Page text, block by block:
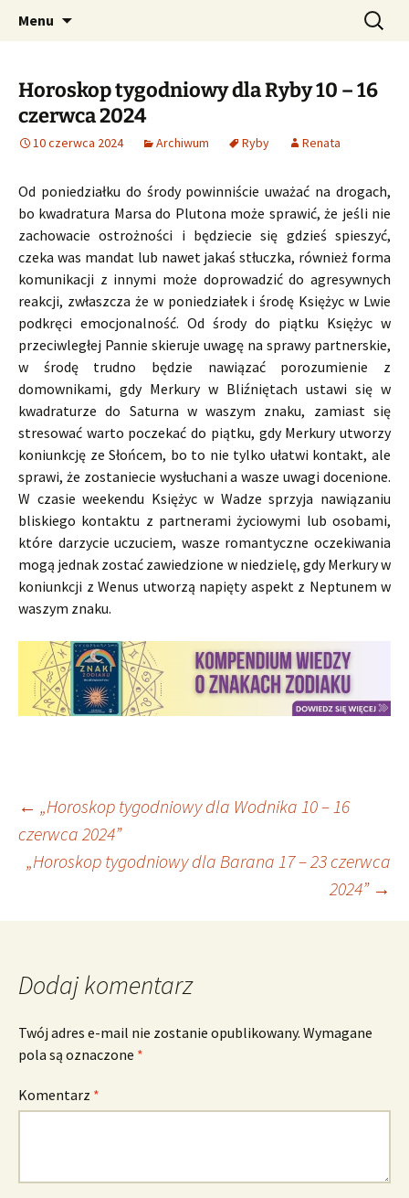
CzaroMarowy horoskop
dzienny, miesięczny i
tygodniowy
Profesjonalne przepowiednie astrologiczne
Menu Szukaj:
Horoskop tygodniowy dla Ryby 10 – 16
czerwca 2024
10 czerwca 2024 Archiwum Ryby Renata
Od poniedziałku do środy powinniście uważać na drogach,
bo kwadratura Marsa do Plutona może sprawić, że jeśli nie
zachowacie ostrożności i będziecie się gdzieś spieszyć,
czeka was mandat lub nawet jakaś stłuczka, również forma
komunikacji z innymi może doprowadzić do agresywnych
reakcji, zwłaszcza że w poniedziałek i środę Księżyc w Lwie
podkręci emocjonalność. Od środy do piątku Księżyc w
przeciwległej Pannie skieruje uwagę na sprawy partnerskie,
w środę trudno będzie nawiązać porozumienie z
domownikami, gdy Merkury w Bliźniętach ustawi się w
kwadraturze do Saturna w waszym znaku, zamiast się
stresować warto poczekać do piątku, gdy Merkury utworzy
koniunkcję ze Słońcem, bo to nie tylko ułatwi kontakt, ale
sprawi, że zostaniecie wysłuchani a wasze uwagi docenione.
W czasie weekendu Księżyc w Wadze sprzyja nawiązaniu
bliskiego kontaktu z partnerami życiowymi lub osobami,
które darzycie uczuciem, wasze romantyczne oczekiwania
mogą jednak zostać zawiedzione w niedzielę, gdy Merkury w
koniunkcji z Wenus utworzą napięty aspekt z Neptunem w
waszym znaku.
Nawigacja
wpisu
← „Horoskop tygodniowy dla Wodnika 10 – 16
czerwca 2024”
„Horoskop tygodniowy dla Barana 17 – 23 czerwca
2024” →
Dodaj komentarz
Twój adres e-mail nie zostanie opublikowany. Wymagane
pola są oznaczone *
Komentarz *